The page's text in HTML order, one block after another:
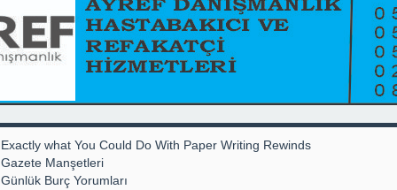
Exactly what You Could Do With Paper Writing Rewinds
Gazete Manşetleri
Günlük Burç Yorumları